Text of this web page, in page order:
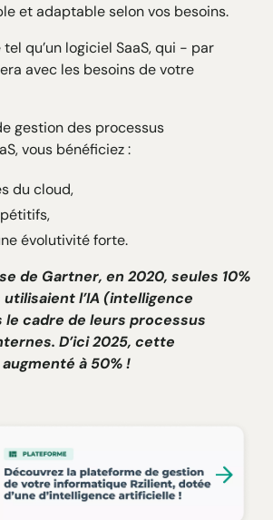
et adaptable selon vos besoins.
qu’un logiciel SaaS, qui - par
avec les besoins de votre
gestion des processus
vous bénéficiez :
du cloud,
évolutivité forte.
de Gartner, en 2020, seules 10%
l’IA (intelligence
cadre de leurs processus
D’ici 2025, cette
à 50% !